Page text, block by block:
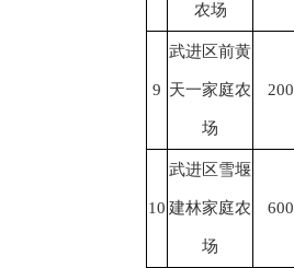
农场
9
武进区前黄
天一家庭农
场
200
10
武进区雪堰
建林家庭农
场
600